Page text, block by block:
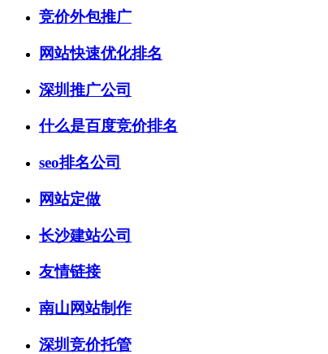
竞价外包推广
网站快速优化排名
深圳推广公司
什么是百度竞价排名
seo排名公司
网站定做
长沙建站公司
友情链接
南山网站制作
深圳竞价托管